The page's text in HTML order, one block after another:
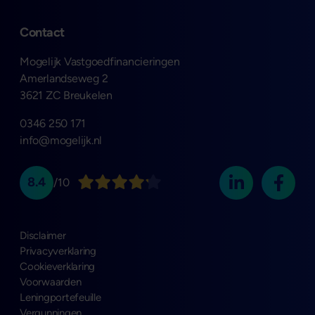
Contact
Mogelijk Vastgoedfinancieringen
Amerlandseweg 2
3621 ZC Breukelen
0346 250 171
info@mogelijk.nl
8.4 /10
Disclaimer
Privacyverklaring
Cookieverklaring
Voorwaarden
Leningportefeuille